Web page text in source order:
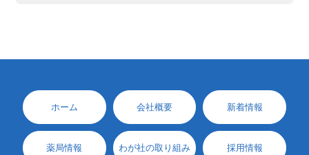
ホーム 会社概要 新着情報
薬局情報 わが社の取り組み 採用情報